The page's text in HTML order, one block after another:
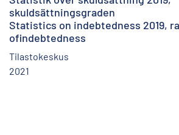
skuldsättningsgraden
Statistics on indebtedness 2019,
ofindebtedness
Tilastokeskus
2021